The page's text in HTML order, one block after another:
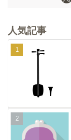
人気記事